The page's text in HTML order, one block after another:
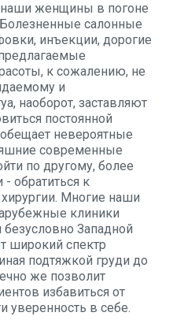
женщины в погоне
салонные
инъекции, дорогие
к сожалению, не
и
наоборот, заставляют
постоянной
невероятные
современные
по другому, более
обратиться к
Многие наши
клиники
Западной
широкий спектр
подтяжкой груди до
же позволит
избавиться от
уверенность в себе.